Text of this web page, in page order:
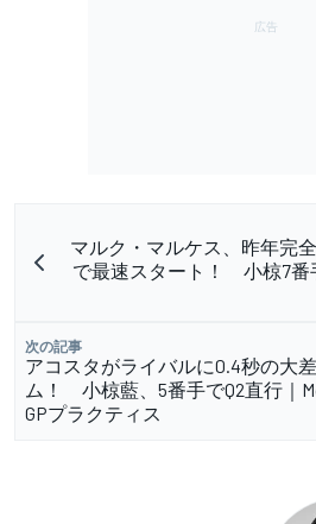
マルク・マルケス、昨年完
で最速スタート！ 小椋7番
次の記事
アコスタがライバルに0.4秒の大
ム！ 小椋藍、5番手でQ2直行｜
GPプラクティス